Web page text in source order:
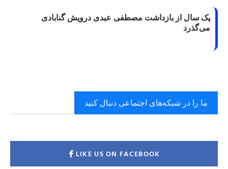
یک سال از بازداشت مصطفی عبدی درویش گنابادی
می‌گذرد
ما را در شبکه‌های اجتماعی دنبال کنید
LIKE US ON FACEBOOK